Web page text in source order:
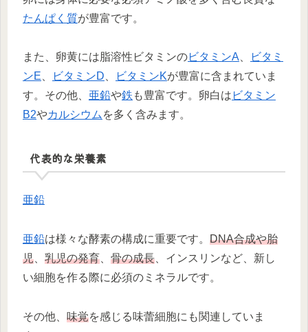
たんぱく質が豊富です。
また、卵黄には脂溶性ビタミンのビタミンA
ビタミ
ンE
ビタミンD ビタミンKが豊富に含まれていま
す。その他、 亜鉛や鉄 も豊富です。卵白は ビタミン
B2やカルシウム を多く含みます。
代表的な栄養素
亜鉛
亜鉛は様々な酵素の構成に重要です。 DNA合成や胎
児
乳児の発育 骨の成長 、インスリンなど、新し
い細胞を作る際に必須のミネラルです。
その他、 味覚を感じる味蕾細胞にも関連していま